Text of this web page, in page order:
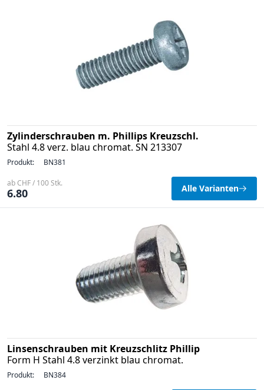
Zylinderschrauben m. Phillips Kreuzschl.
Stahl 4.8 verz. blau chromat. SN 213307
Produkt: BN381
ab CHF / 100 Stk.
6.80 Alle Varianten
Linsenschrauben mit Kreuzschlitz Phillip
Form H Stahl 4.8 verzinkt blau chromat.
Produkt: BN384